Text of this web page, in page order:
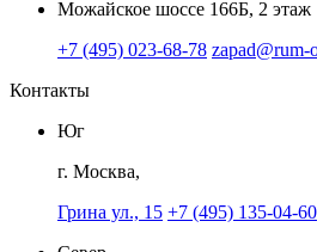
Можайское шоссе 166Б, 2 этаж
+7 (495) 023-68-78 zapad@rum-
Контакты
Юг
г. Москва,
Грина ул., 15 +7 (495) 135-04-60